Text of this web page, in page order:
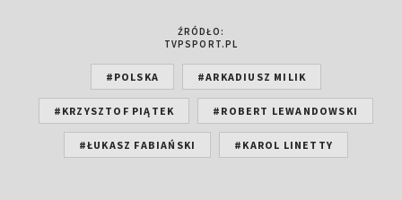
ŹRÓDŁO:
TVPSPORT.PL
#POLSKA #ARKADIUSZ MILIK
#KRZYSZTOF PIĄTEK #ROBERT LEWANDOWSKI
#ŁUKASZ FABIAŃSKI #KAROL LINETTY